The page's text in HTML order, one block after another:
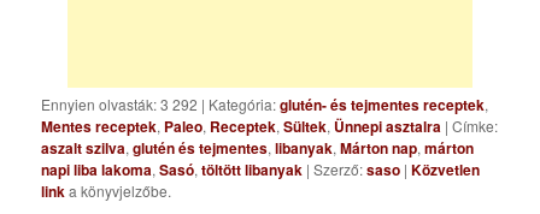
Ennyien olvasták: 3 292 | Kategória:glutén- és tejmentes receptek,
Mentes receptek, Paleo, Receptek,Sültek, Ünnepi asztalra | Címke:
aszalt szilva,glutén és tejmentes,libanyak,Márton nap,márton
napi liba lakoma,Sasó,töltött libanyak | Szerző:saso |Közvetlen
linka könyvjelzőbe.